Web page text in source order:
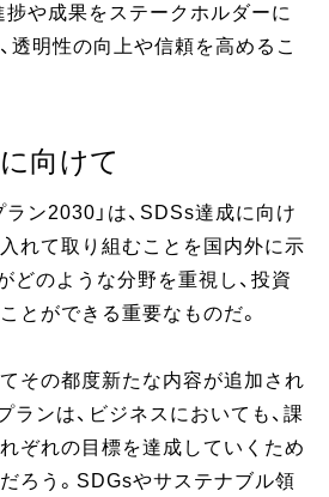
捗や成果をステークホルダーに
透明性の向上や信頼を高めるこ
向けて
ラン2030」は、SDSs達成に向け
れて取り組むことを国内外に示
どのような分野を重視し、投資
とができる重要なものだ。
その都度新たな内容が追加され
ランは、ビジネスにおいても、課
ぞれの目標を達成していくため
ろう。SDGsやサステナブル領